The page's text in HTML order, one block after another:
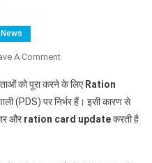
A CommentOn
Card
Yojana
2026
को पूरा करने के लिए Ration
(PDS) पर निर्भर हैं। इसी कारण से
औरration card updateकरती है